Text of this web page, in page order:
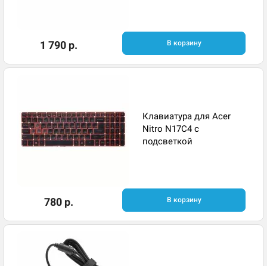
1 790 р. В корзину
Клавиатура для Acer
Nitro N17C4 с
подсветкой
780 р. В корзину